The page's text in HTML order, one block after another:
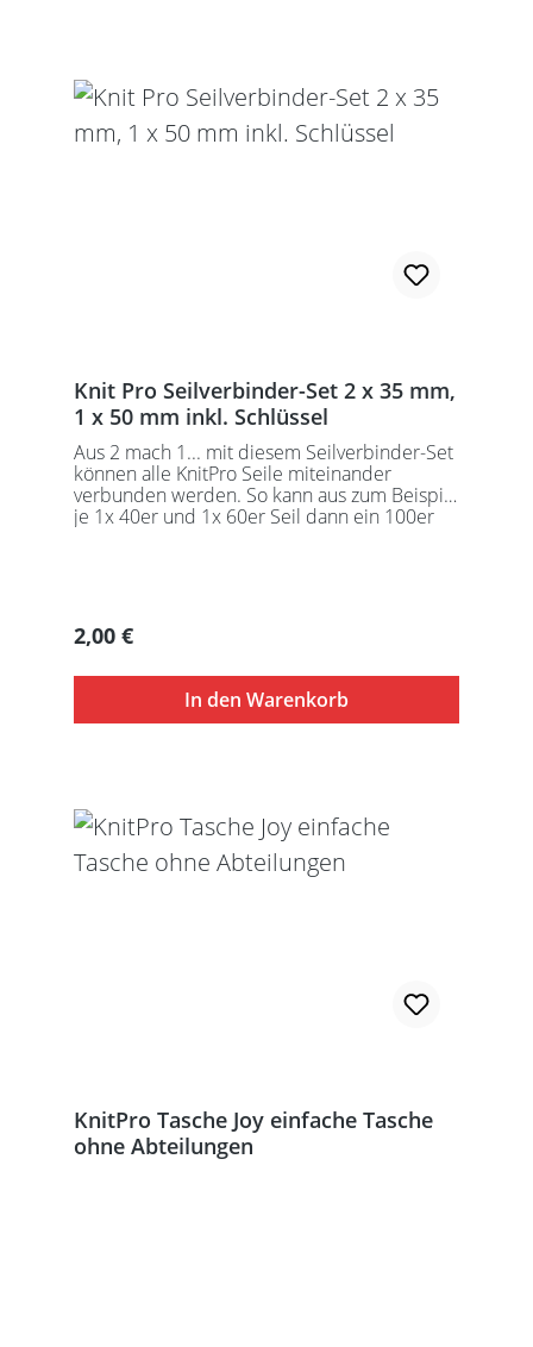
wechselbaren Nadelspitzen verbunden
werden. Für eine 40er Rundstricknadel
sollten Sie kurze Nadelspitzen auswählen.
Knit Pro Seilverbinder-Set 2 x 35 mm,
1 x 50 mm inkl. Schlüssel
Aus 2 mach 1... mit diesem Seilverbinder-Set
können alle KnitPro Seile miteinander
verbunden werden. So kann aus zum Beispiel
je 1x 40er und 1x 60er Seil dann ein 100er
Regulärer Preis:
2,00 €
In den Warenkorb
KnitPro Tasche Joy einfache Tasche
ohne Abteilungen